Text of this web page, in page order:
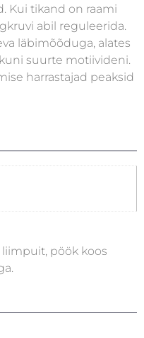
Kui tikand on raami
abil reguleerida.
läbimõõduga, alates
suurte motiivideni.
harrastajad peaksid
pöök koos